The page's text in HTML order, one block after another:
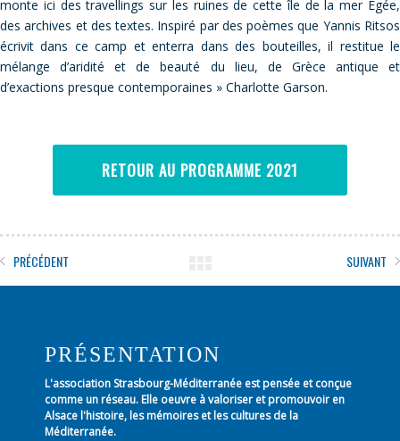
monte ici des travellings sur les ruines de cette île de la mer Égée,
des archives et des textes. Inspiré par des poèmes que Yannis Ritsos
écrivit dans ce camp et enterra dans des bouteilles, il restitue le
mélange d’aridité et de beauté du lieu, de Grèce antique et
d’exactions presque contemporaines » Charlotte Garson.
RETOUR AU PROGRAMME 2021
PRÉCÉDENT SUIVANT
PRÉSENTATION
L'association Strasbourg-Méditerranée est pensée et conçue
comme un réseau. Elle oeuvre à valoriser et promouvoir en
Alsace l'histoire, les mémoires et les cultures de la
Méditerranée.